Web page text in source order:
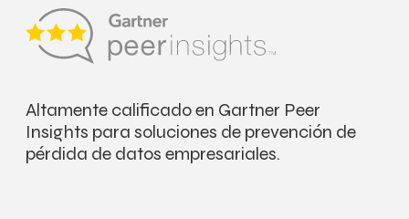
Altamente calificado en Gartner Peer
Insights para soluciones de prevención de
pérdida de datos empresariales.